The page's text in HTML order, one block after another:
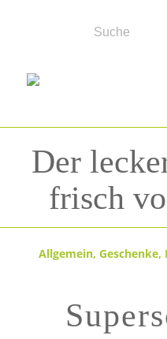
Der
frisch
Allgemein,Geschenke,